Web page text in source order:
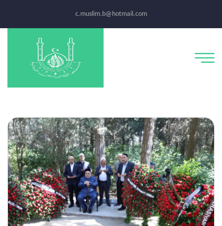
c.muslim.b@hotmail.com